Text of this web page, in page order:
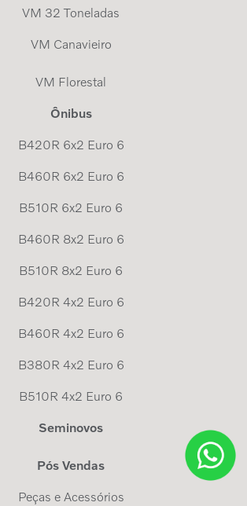
VM 32 Toneladas
VM Canavieiro
VM Florestal
Ônibus
B420R 6x2 Euro 6
B460R 6x2 Euro 6
B510R 6x2 Euro 6
B460R 8x2 Euro 6
B510R 8x2 Euro 6
B420R 4x2 Euro 6
B460R 4x2 Euro 6
B380R 4x2 Euro 6
B510R 4x2 Euro 6
Seminovos
Pós Vendas
Peças e Acessórios